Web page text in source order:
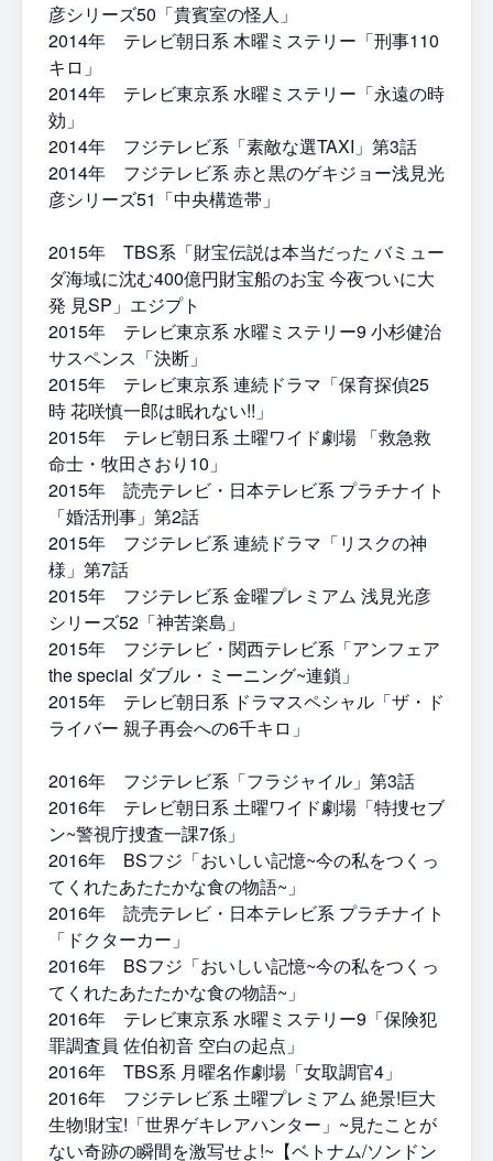
彦シリーズ50「貴賓室の怪人」
2014年 テレビ朝日系 木曜ミステリー「刑事110
キロ」
2014年 テレビ東京系 水曜ミステリー「永遠の時
効」
2014年 フジテレビ系「素敵な選TAXI」第3話
2014年 フジテレビ系 赤と黒のゲキジョー浅見光
彦シリーズ51「中央構造帯」
2015年 TBS系「財宝伝説は本当だった バミュー
ダ海域に沈む400億円財宝船のお宝 今夜ついに大
発 見SP」エジプト
2015年 テレビ東京系 水曜ミステリー9 小杉健治
サスペンス「決断」
2015年 テレビ東京系 連続ドラマ「保育探偵25
時 花咲慎一郎は眠れない!!」
2015年 テレビ朝日系 土曜ワイド劇場 「救急救
命士・牧田さおり10」
2015年 読売テレビ・日本テレビ系 プラチナイト
「婚活刑事」第2話
2015年 フジテレビ系 連続ドラマ「リスクの神
様」第7話
2015年 フジテレビ系 金曜プレミアム 浅見光彦
シリーズ52「神苦楽島」
2015年 フジテレビ・関西テレビ系「アンフェア
the special ダブル・ミーニング~連鎖」
2015年 テレビ朝日系 ドラマスペシャル「ザ・ド
ライバー 親子再会への6千キロ」
2016年 フジテレビ系「フラジャイル」第3話
2016年 テレビ朝日系 土曜ワイド劇場「特捜セブ
ン~警視庁捜査一課7係」
2016年 BSフジ「おいしい記憶~今の私をつくっ
てくれたあたたかな食の物語~」
2016年 読売テレビ・日本テレビ系 プラチナイト
「ドクターカー」
2016年 BSフジ「おいしい記憶~今の私をつくっ
てくれたあたたかな食の物語~」
2016年 テレビ東京系 水曜ミステリー9「保険犯
罪調査員 佐伯初音 空白の起点」
2016年 TBS系 月曜名作劇場「女取調官4」
2016年 フジテレビ系 土曜プレミアム 絶景!巨大
生物!財宝!「世界ゲキレアハンター」~見たことが
ない奇跡の瞬間を激写せよ!~【ベトナム/ソンドン